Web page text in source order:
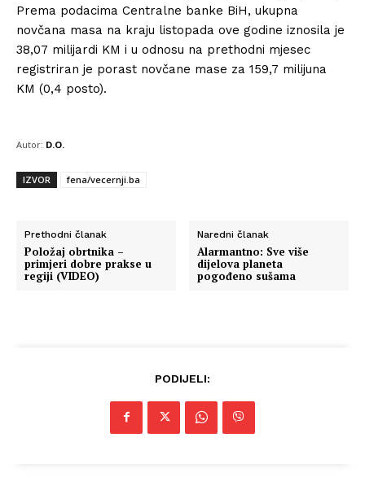
Prema podacima Centralne banke BiH, ukupna
novčana masa na kraju listopada ove godine iznosila je
38,07 milijardi KM i u odnosu na prethodni mjesec
registriran je porast novčane mase za 159,7 milijuna
KM (0,4 posto).
Autor: D.O.
IZVOR fena/vecernji.ba
Prethodni članak
Položaj obrtnika –
primjeri dobre prakse u
regiji (VIDEO)
Naredni članak
Alarmantno: Sve više
dijelova planeta
pogođeno sušama
PODIJELI: